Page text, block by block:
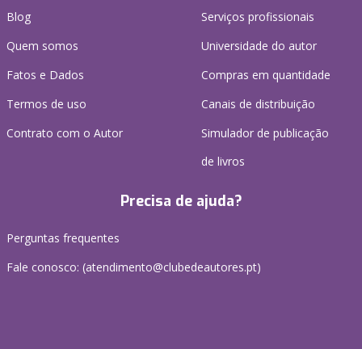
Blog
Quem somos
Fatos e Dados
Termos de uso
Contrato com o Autor
Serviços profissionais
Universidade do autor
Compras em quantidade
Canais de distribuição
Simulador de publicação
de livros
Precisa de ajuda?
Perguntas frequentes
Fale conosco: (atendimento@clubedeautores.pt)